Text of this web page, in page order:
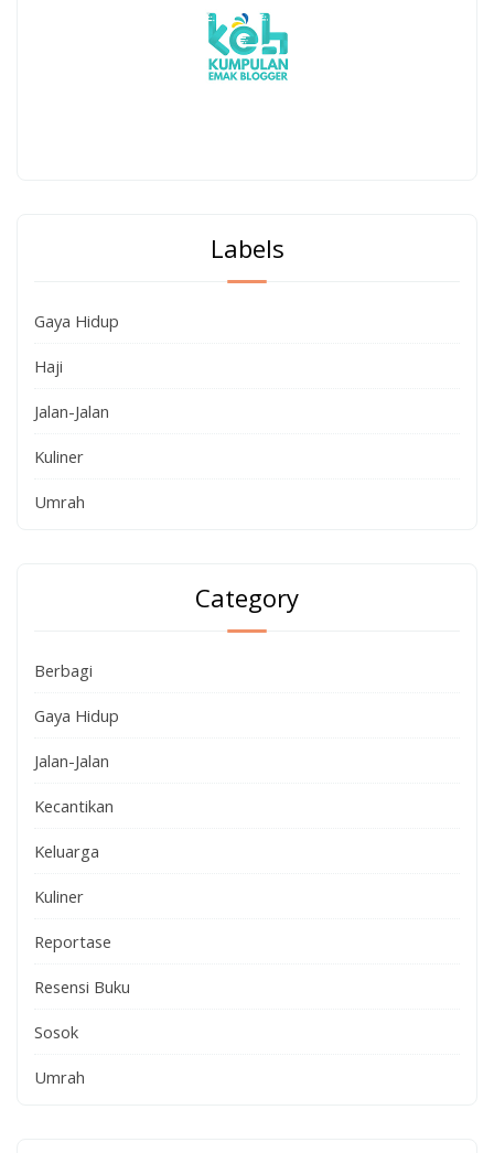
Labels
Gaya Hidup
Haji
Jalan-Jalan
Kuliner
Umrah
Category
Berbagi
Gaya Hidup
Jalan-Jalan
Kecantikan
Keluarga
Kuliner
Reportase
Resensi Buku
Sosok
Umrah